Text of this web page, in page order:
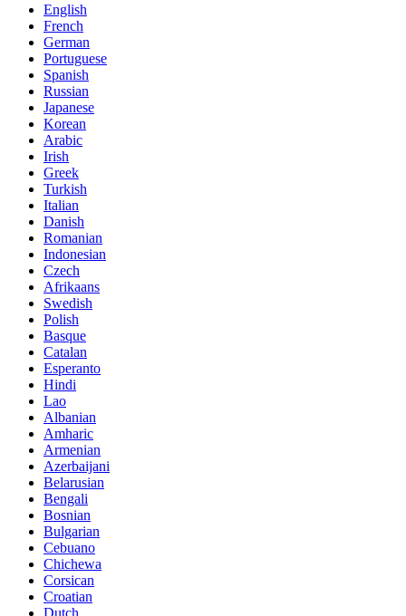
English
French
German
Portuguese
Spanish
Russian
Japanese
Korean
Arabic
Irish
Greek
Turkish
Italian
Danish
Romanian
Indonesian
Czech
Afrikaans
Swedish
Polish
Basque
Catalan
Esperanto
Hindi
Lao
Albanian
Amharic
Armenian
Azerbaijani
Belarusian
Bengali
Bosnian
Bulgarian
Cebuano
Chichewa
Corsican
Croatian
Dutch